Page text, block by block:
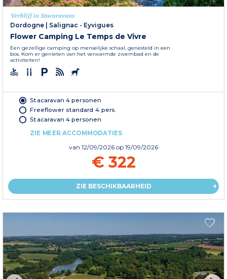
Verblijf in Stacaravans
Dordogne
Salignac - Eyvigues
Flower Camping Le Temps de Vivre
Een gezellige camping op menselijke schaal, genesteld in een
bos. Kom er genieten van het verwarmde zwembad en de
activiteiten!
Stacaravan 4 personen
Freeflower standard 4 pers.
Stacaravan 4 personen
ZIE MEER ACCOMMODATIES
van 12/09/2026 op 19/09/2026
€ 322
ZIE BESCHIKBAARHEID